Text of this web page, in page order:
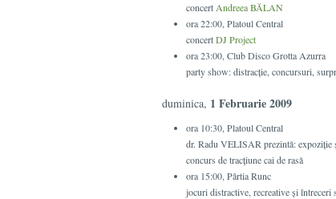
concert Andreea BĂLAN
ora 22:00, Platoul Central
concertDJ Project
ora 23:00, Club Disco Grotta Azurra
party show: distracţie, concursuri,
duminica, 1 Februarie 2009
ora 10:30, Platoul Central
dr. Radu VELISAR prezintă: expoziţie
concurs de tracţiune cai de rasă
ora 15:00, Pârtia Runc
jocuri distractive, recreative şi întreceri